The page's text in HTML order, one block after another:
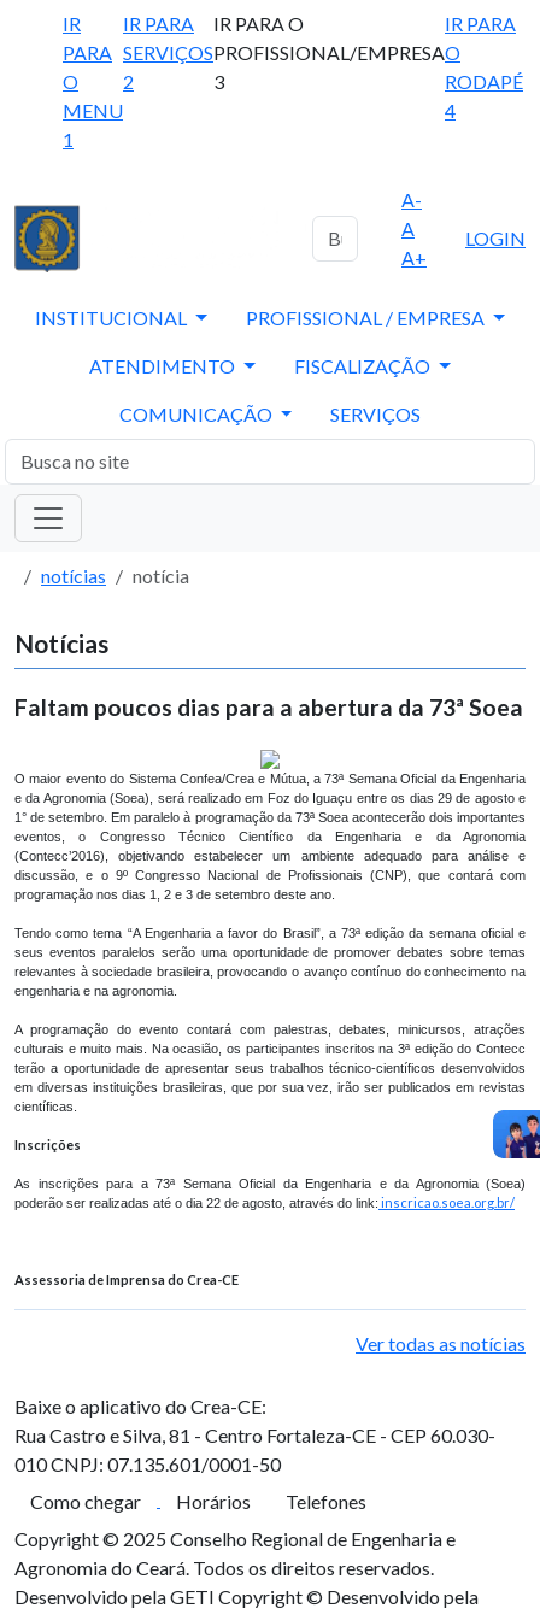
IR
PARA
O
MENU
1
IR PARA
SERVIÇOS
2
IR PARA O
PROFISSIONAL/EMPRESA
3
IR PARA
O
RODAPÉ
4
A-
A
A+
LOGIN
INSTITUCIONAL PROFISSIONAL / EMPRESA
ATENDIMENTO FISCALIZAÇÃO
COMUNICAÇÃO SERVIÇOS
notícias notícia
Notícias
Faltam poucos dias para a abertura da 73ª Soea
O maior evento do Sistema Confea/Crea e Mútua, a 73ª Semana Oficial da Engenharia
e da Agronomia (Soea), será realizado em Foz do Iguaçu entre os dias 29 de agosto e
1° de setembro. Em paralelo à programação da 73ª Soea acontecerão dois importantes
eventos, o Congresso Técnico Científico da Engenharia e da Agronomia
(Contecc’2016), objetivando estabelecer um ambiente adequado para análise e
discussão, e o 9º Congresso Nacional de Profissionais (CNP), que contará com
programação nos dias 1, 2 e 3 de setembro deste ano.
Tendo como tema “A Engenharia a favor do Brasil”, a 73ª edição da semana oficial e
seus eventos paralelos serão uma oportunidade de promover debates sobre temas
relevantes à sociedade brasileira, provocando o avanço contínuo do conhecimento na
engenharia e na agronomia.
A programação do evento contará com palestras, debates, minicursos, atrações
culturais e muito mais. Na ocasião, os participantes inscritos na 3ª edição do Contecc
terão a oportunidade de apresentar seus trabalhos técnico-científicos desenvolvidos
em diversas instituições brasileiras, que por sua vez, irão ser publicados em revistas
científicas.
Inscrições
As inscrições para a 73ª Semana Oficial da Engenharia e da Agronomia (Soea)
poderão ser realizadas até o dia 22 de agosto, através do link: inscricao.soea.org.br/
Assessoria de Imprensa do Crea-CE
Ver todas as notícias
Baixe o aplicativo do Crea-CE:
Rua Castro e Silva, 81 - Centro Fortaleza-CE - CEP 60.030-
010CNPJ: 07.135.601/0001-50
Como chegar
Horários
Telefones
Copyright © 2025 Conselho Regional de Engenharia e
Agronomia do Ceará. Todos os direitos reservados.
Desenvolvido pela GETI Copyright © Desenvolvido pela